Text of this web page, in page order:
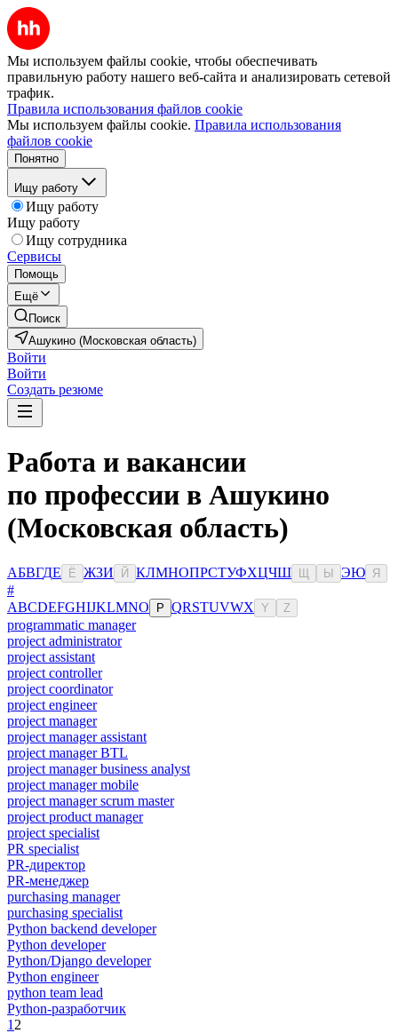
Мы используем файлы cookie, чтобы обеспечивать
правильную работу нашего веб-сайта и анализировать сетевой
трафик.
Правила использования файлов cookie
Мы используем файлы cookie. Правила использования
файлов cookie
Понятно
Ищу работу
Ищу работу
Ищу работу
Ищу сотрудника
Сервисы
Помощь
Ещё
Поиск
Ашукино (Московская область)
Войти
Войти
Создать резюме
Работа и вакансии
по профессии в Ашукино
(Московская область)
АБВГДЕ Ё ЖЗИ Й КЛМНОПРСТУФХЦЧШ Ы ЭЮ Я
#
ABCDEFGHIJKLMNO P QRSTUVWX Y Z
programmatic manager
project administrator
project assistant
project controller
project coordinator
project engineer
project manager
project manager assistant
project manager BTL
project manager business analyst
project manager mobile
project manager scrum master
project product manager
project specialist
PR specialist
PR-директор
PR-менеджер
purchasing manager
purchasing specialist
Python backend developer
Python developer
Python/Django developer
Python engineer
python team lead
Python-разработчик
1 2